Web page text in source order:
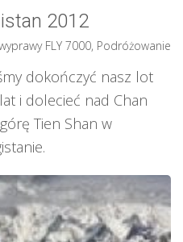
2012
FLY 7000, Podróżowanie
dokończyć nasz lot
i dolecieć nad Chan
Tien Shan w